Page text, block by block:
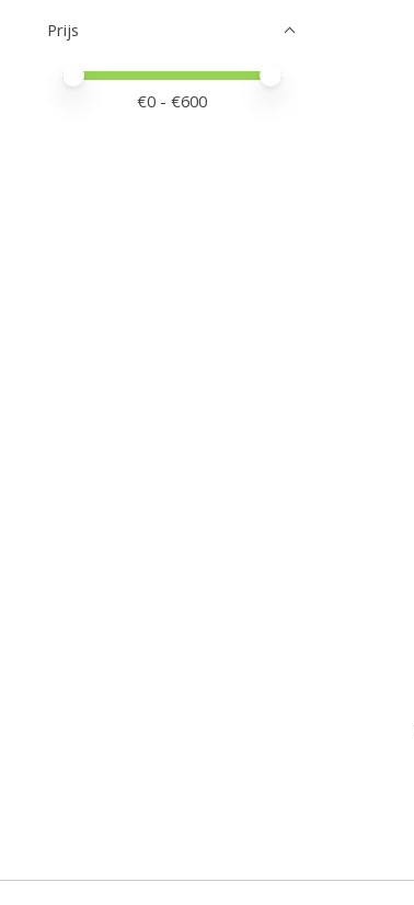
Prijs
Minimale prijswaarde
Price maximum value
€0- €600